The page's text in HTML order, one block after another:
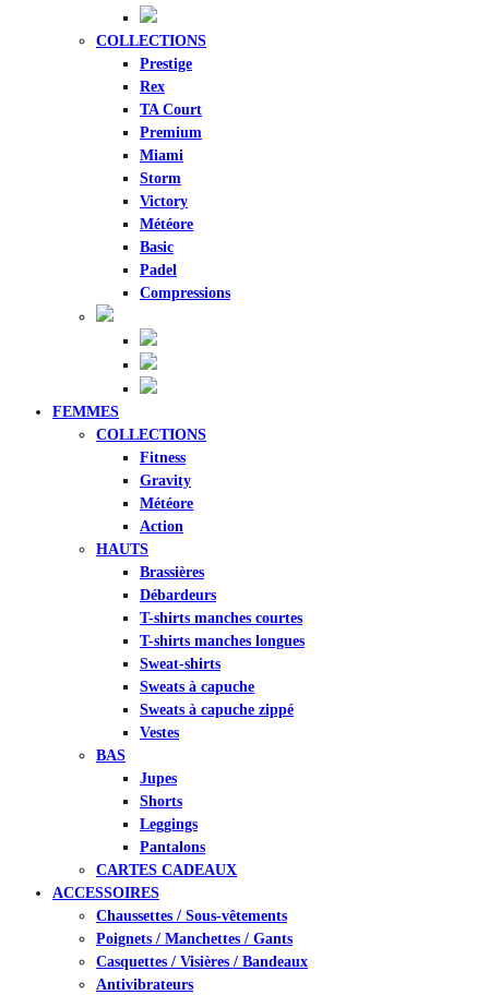
COLLECTIONS
Prestige
Rex
TA Court
Premium
Miami
Storm
Victory
Météore
Basic
Padel
Compressions
FEMMES
COLLECTIONS
Fitness
Gravity
Météore
Action
HAUTS
Brassières
Débardeurs
T-shirts manches courtes
T-shirts manches longues
Sweat-shirts
Sweats à capuche
Sweats à capuche zippé
Vestes
BAS
Jupes
Shorts
Leggings
Pantalons
CARTES CADEAUX
ACCESSOIRES
Chaussettes / Sous-vêtements
Poignets / Manchettes / Gants
Casquettes / Visières / Bandeaux
Antivibrateurs